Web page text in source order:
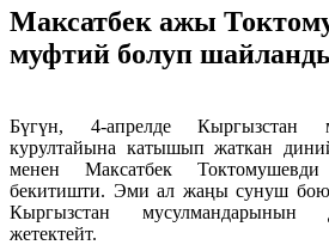
Максатбек ажы
муфтий болуп
Бүгүн, 4-апрелде Кыргызстан
курултайына катышып жаткан
менен Максатбек
бекитишти. Эми ал жаңы сунуш
Кыргызстан мусулмандарынын
жетектейт.